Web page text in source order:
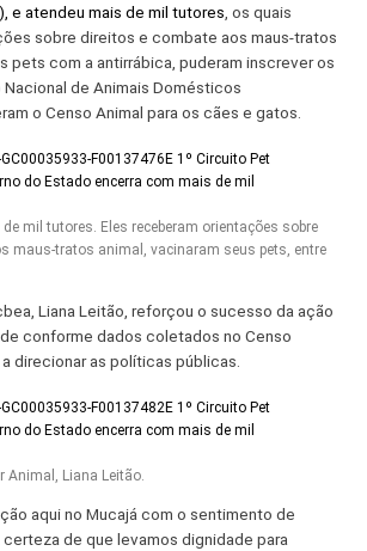
e atendeu mais de mil tutores , os quais
sobre direitos e combate aos maus-tratos
pets com a antirrábica, puderam inscrever os
de Animais Domésticos
o Censo Animal para os cães e gatos.
mil tutores. Eles receberam orientações sobre
maus-tratos animal, vacinaram seus pets, entre
Liana Leitão, reforçou o sucesso da ação
conforme dados coletados no Censo
a direcionar as políticas públicas.
Animal, Liana Leitão.
aqui no Mucajá com o sentimento de
de que levamos dignidade para